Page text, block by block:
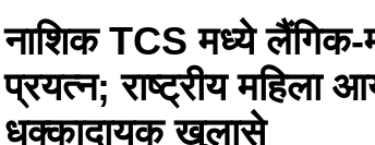
नाशिक TCS मध्ये लैंगिक-
प्रयत्न; राष्ट्रीय महिला
धक्कादायक खुलासे